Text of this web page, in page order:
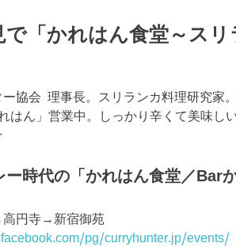
で「かれはん食堂～ス
ー協会 理事長。スリランカ料理研究家
はん」営業中。しっかり辛くて美味し
ー時代の「かれはん食堂／Bar
円寺→新宿御苑
pg/curryhunter.jp/events/